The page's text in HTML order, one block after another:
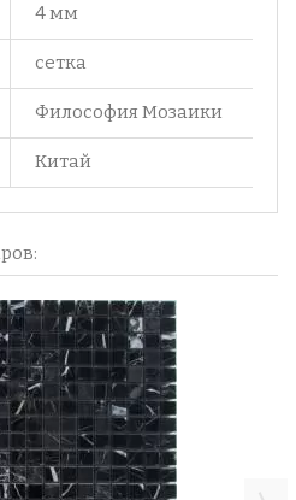
4 мм
сетка
Философия Мозаики
Китай